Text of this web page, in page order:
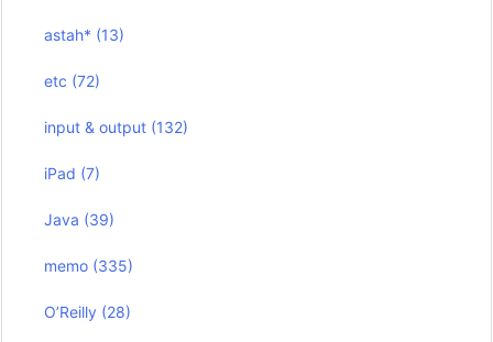
astah* (13)
etc (72)
input & output (132)
iPad (7)
Java (39)
memo (335)
O’Reilly (28)